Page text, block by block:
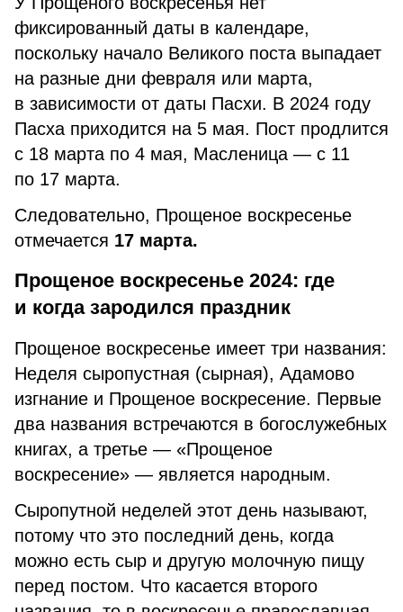
фиксированный даты в календаре,
поскольку начало Великого поста выпадает
на разные дни февраля или марта,
в зависимости от даты Пасхи. В 2024 году
Пасха приходится на 5 мая. Пост продлится
с 18 марта по 4 мая, Масленица — с 11
по 17 марта.
Следовательно, Прощеное воскресенье
отмечается 17 марта.
Прощеное воскресенье 2024: где
и когда зародился праздник
Прощеное воскресенье имеет три названия:
Неделя сыропустная (сырная), Адамово
изгнание и Прощеное воскресение. Первые
два названия встречаются в богослужебных
книгах, а третье — «Прощеное
воскресение» — является народным.
Сыропутной неделей этот день называют,
потому что это последний день, когда
можно есть сыр и другую молочную пищу
перед постом. Что касается второго